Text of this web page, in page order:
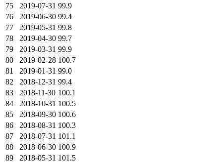
75
2019-07-31 99.9
76
2019-06-30 99.4
77
2019-05-31 99.8
78
2019-04-30 99.7
79
2019-03-31 99.9
80
2019-02-28 100.7
81
2019-01-31 99.0
82
2018-12-31 99.4
83
2018-11-30 100.1
84
2018-10-31 100.5
85
2018-09-30 100.6
86
2018-08-31 100.3
87
2018-07-31 101.1
88
2018-06-30 100.9
89
2018-05-31 101.5